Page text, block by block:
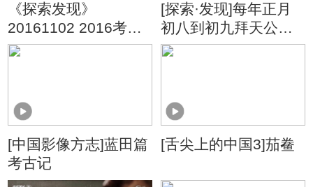
《探索发现》
20161102 2016考古
进行时（二）上古谜
[探索·发现]每年正月
初八到初九拜天公是
闽南人必须做的事
[中国影像方志]蓝田篇
考古记
[舌尖上的中国3]茄鲞